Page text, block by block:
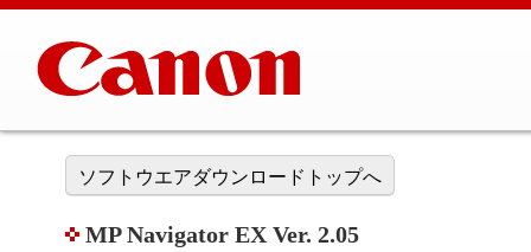
ソフトウエアダウンロードトップへ
MP Navigator EX Ver. 2.05